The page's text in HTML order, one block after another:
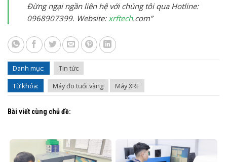
Đừng ngại ngần liên hệ với chúng tôi qua Hotline:
0968907399. Website: xrftech.com”
Danh mục:
Tin tức
Từ khóa:
Máy đo tuổi vàng Máy XRF
Bài viết cùng chủ đề: